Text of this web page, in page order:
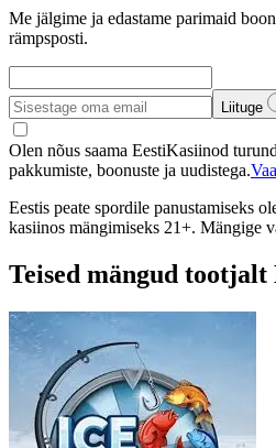
Me jälgime ja edastame parimaid
rämpsposti.
Liituge
Olen nõus saama EestiKasiinod
pakkumiste, boonuste ja uudistega.
Eestis peate spordile panustamiseks
kasiinos mängimiseks 21+. Mängige
Teised mängud